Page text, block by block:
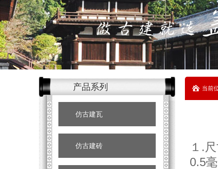
产品系列
仿古建瓦
仿古建砖
当前
１.
0.5